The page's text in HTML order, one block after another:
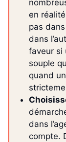
en
pas
dans
faveur si
souple
quand
dans
compte.